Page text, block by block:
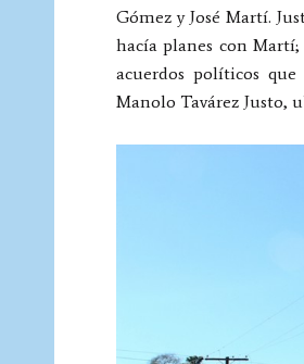
Gómez y José Martí.
hacía planes con
acuerdos políticos
Manolo Tavárez Justo,